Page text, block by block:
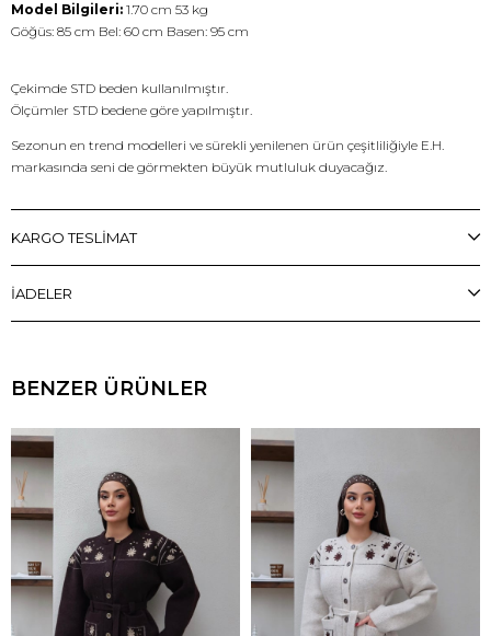
Model Bilgileri: 1.70 cm 53 kg
Göğüs: 85 cm Bel: 60 cm Basen: 95 cm
Çekimde STD beden kullanılmıştır.
Ölçümler STD bedene göre yapılmıştır.
Sezonun en trend modelleri ve sürekli yenilenen ürün çeşitliliğiyle E.H.
markasında seni de görmekten büyük mutluluk duyacağız.
KARGO TESLİMAT
İADELER
BENZER ÜRÜNLER